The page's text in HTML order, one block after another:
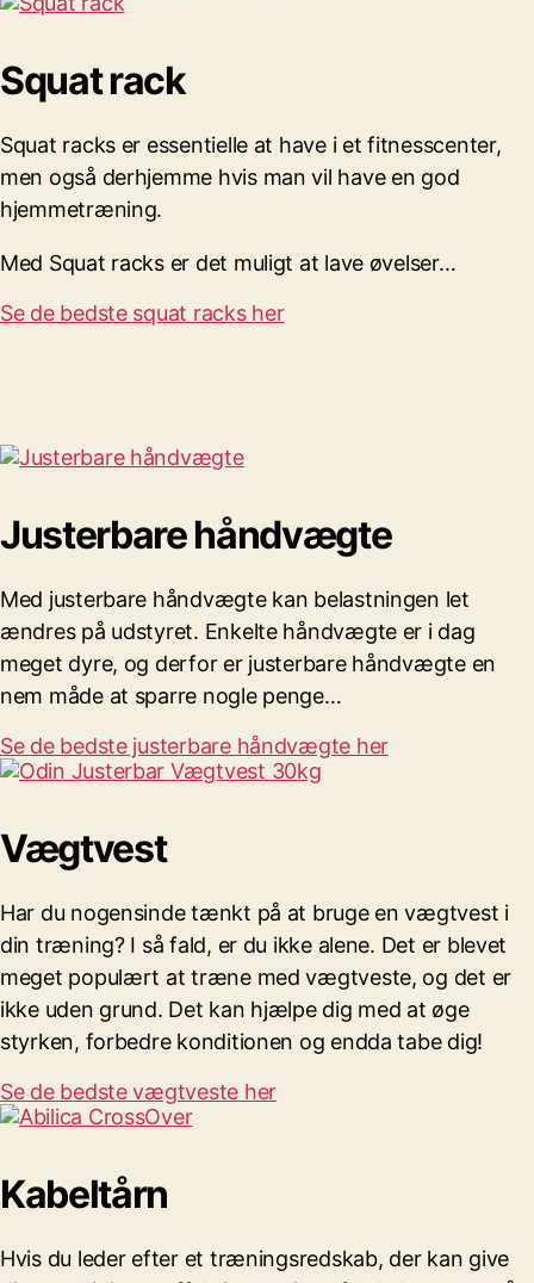
Squat rack
Squat racks er essentielle at have i et fitnesscenter,
men også derhjemme hvis man vil have en god
hjemmetræning.
Med Squat racks er det muligt at lave øvelser…
Se de bedste squat racks her
Justerbare håndvægte
Med justerbare håndvægte kan belastningen let
ændres på udstyret. Enkelte håndvægte er i dag
meget dyre, og derfor er justerbare håndvægte en
nem måde at sparre nogle penge…
Se de bedste justerbare håndvægte her
Vægtvest
Har du nogensinde tænkt på at bruge en vægtvest i
din træning? I så fald, er du ikke alene. Det er blevet
meget populært at træne med vægtveste, og det er
ikke uden grund. Det kan hjælpe dig med at øge
styrken, forbedre konditionen og endda tabe dig!
Se de bedste vægtveste her
Kabeltårn
Hvis du leder efter et træningsredskab, der kan give